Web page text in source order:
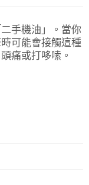
手機油」。當你
可能會接觸這種
痛或打哆嗦。